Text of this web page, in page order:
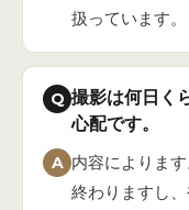
扱っています。
Q 撮影は何日く
心配です。
A 内容によりま
終わりますし